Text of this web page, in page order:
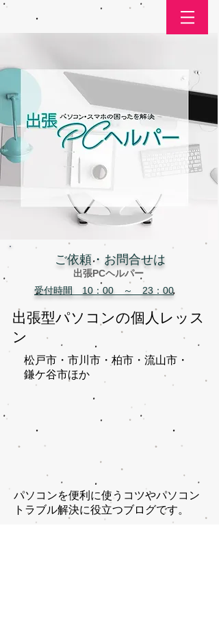
​ご依頼・お問合せは
出張PCヘルパー
受付時間 10：00 ～ 23：00
出張型パソコンの個人レッス
ン
松戸市・市川市・柏市・流山市・
鎌ケ谷市ほか​
パソコンを便利に使うコツやパソコン
トラブル解決に役立つブログです。